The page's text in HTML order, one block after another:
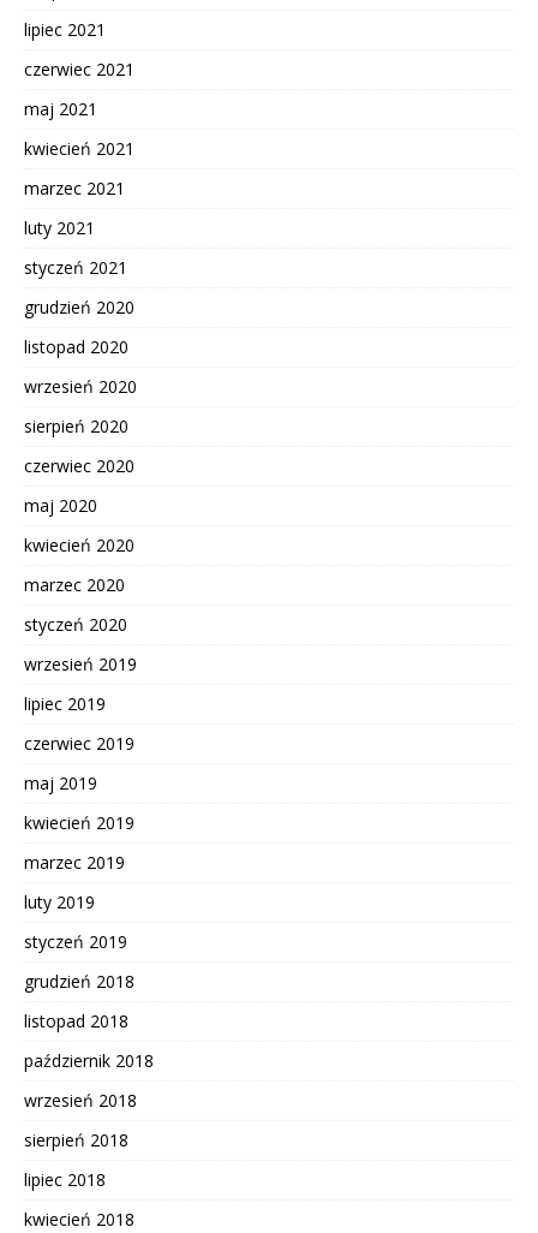
lipiec 2021
czerwiec 2021
maj 2021
kwiecień 2021
marzec 2021
luty 2021
styczeń 2021
grudzień 2020
listopad 2020
wrzesień 2020
sierpień 2020
czerwiec 2020
maj 2020
kwiecień 2020
marzec 2020
styczeń 2020
wrzesień 2019
lipiec 2019
czerwiec 2019
maj 2019
kwiecień 2019
marzec 2019
luty 2019
styczeń 2019
grudzień 2018
listopad 2018
październik 2018
wrzesień 2018
sierpień 2018
lipiec 2018
kwiecień 2018